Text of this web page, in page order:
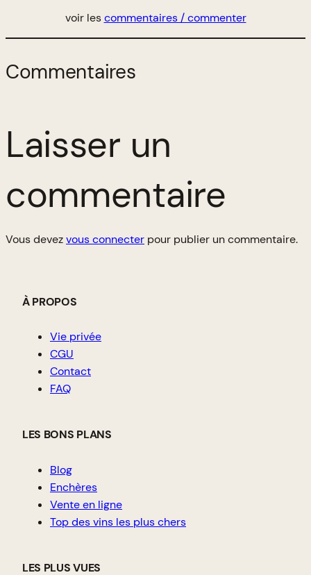
voir lescommentaires / commenter
Commentaires
Laisser un
commentaire
Vous devezvous connecter pour publier un commentaire.
À PROPOS
Vie privée
CGU
Contact
FAQ
LES BONS PLANS
Blog
Enchères
Vente en ligne
Top des vins les plus chers
LES PLUS VUES